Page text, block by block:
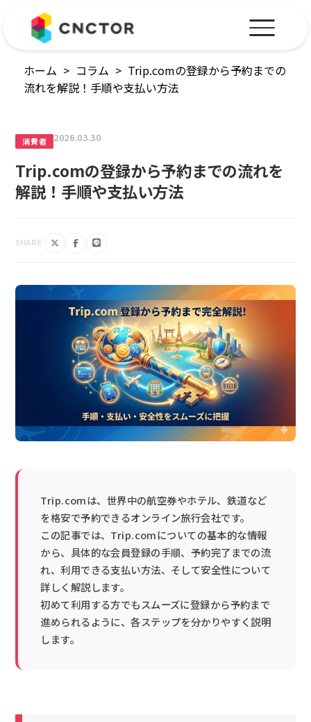
ホーム > コラム > Trip.comの登録から予約までの
流れを解説！手順や支払い方法
消費者 2026.03.30
Trip.comの登録から予約までの流れを
解説！手順や支払い方法
SHARE
Trip.comは、世界中の航空券やホテル、鉄道など
を格安で予約できるオンライン旅行会社です。
この記事では、Trip.comについての基本的な情報
から、具体的な会員登録の手順、予約完了までの流
れ、利用できる支払い方法、そして安全性について
詳しく解説します。
初めて利用する方でもスムーズに登録から予約まで
進められるように、各ステップを分かりやすく説明
します。